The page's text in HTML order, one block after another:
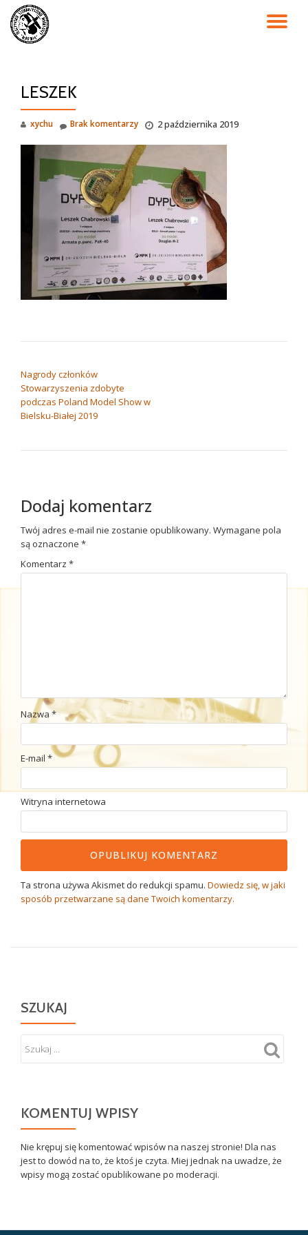
Przejdź
LESZEK
xychu 2 października 2019
Brak komentarzy
Nagrody członków
Stowarzyszenia zdobyte
podczas Poland Model Show w
Bielsku-Białej 2019
Dodaj komentarz
Twój adres e-mail nie zostanie opublikowany. Wymagane pola
są oznaczone *
Komentarz *
Nazwa*
E-mail *
Witryna internetowa
Ta strona używa Akismet do redukcji spamu. Dowiedz się, w jaki
sposób przetwarzane są dane Twoich komentarzy.
SZUKAJ
KOMENTUJ WPISY
Nie krępuj się komentować wpisów na naszej stronie! Dla nas
jest to dowód na to, że ktoś je czyta. Miej jednak na uwadze, że
wpisy mogą zostać opublikowane po moderacji.